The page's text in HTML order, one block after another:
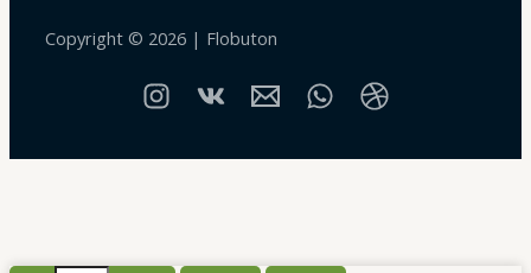
Copyright © 2026 | Flobuton